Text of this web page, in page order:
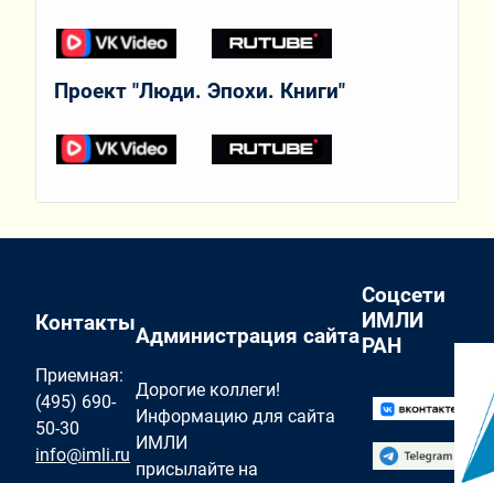
Проект "Люди. Эпохи. Книги"
Контакты
Приемная:
(495) 690-
50-30
info@imli.ru
Администрация сайта
Дорогие коллеги!
Информацию для сайта
ИМЛИ
присылайте на
Соцсети
ИМЛИ
РАН